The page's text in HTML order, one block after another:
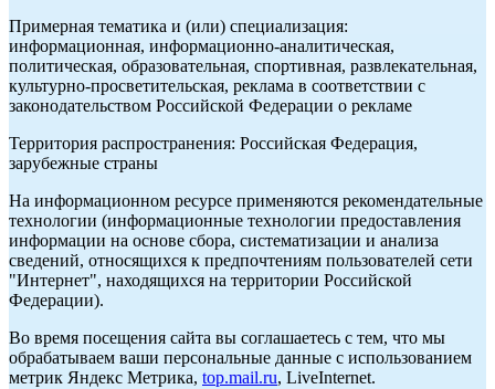
Примерная тематика и (или) специализация:
информационная, информационно-аналитическая,
политическая, образовательная, спортивная, развлекательная,
культурно-просветительская, реклама в соответствии с
законодательством Российской Федерации о рекламе
Территория распространения: Российская Федерация,
зарубежные страны
На информационном ресурсе применяются рекомендательные
технологии (информационные технологии предоставления
информации на основе сбора, систематизации и анализа
сведений, относящихся к предпочтениям пользователей сети
"Интернет", находящихся на территории Российской
Федерации).
Во время посещения сайта вы соглашаетесь с тем, что мы
обрабатываем ваши персональные данные с использованием
метрик Яндекс Метрика, top.mail.ru, LiveInternet.